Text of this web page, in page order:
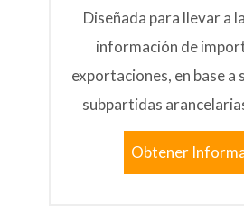
Diseñada para llevar a
información de
exportaciones, en base a
subpartidas
Obtener